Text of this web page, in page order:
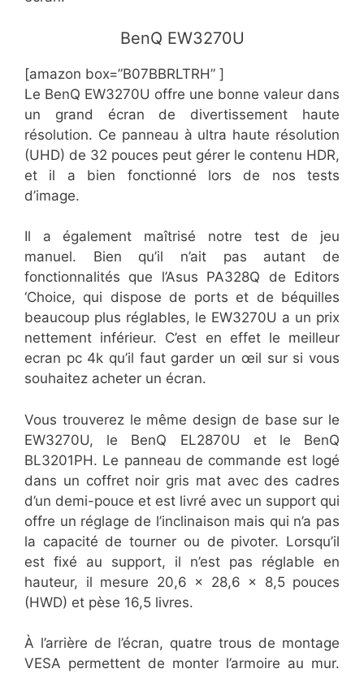
​BenQ EW3270U
[amazon box=”​​B07BBRLTRH” ]
Le BenQ EW3270U offre une bonne valeur dans
un grand écran de divertissement haute
résolution. Ce panneau à ultra haute résolution
(UHD) de 32 pouces peut gérer le contenu HDR,
et il a bien fonctionné lors de nos tests
d’image.
Il a également maîtrisé notre test de jeu
manuel. Bien qu’il n’ait pas autant de
fonctionnalités que l’Asus PA328Q de Editors
‘Choice, qui dispose de ports et de béquilles
beaucoup plus réglables, le EW3270U a un prix
nettement inférieur. C’est en effet le meilleur
ecran pc 4k qu’il faut garder un œil sur si vous
souhaitez acheter un écran.
Vous trouverez le même design de base sur le
EW3270U, le BenQ EL2870U et le BenQ
BL3201PH. Le panneau de commande est logé
dans un coffret noir gris mat avec des cadres
d’un demi-pouce et est livré avec un support qui
offre un réglage de l’inclinaison mais qui n’a pas
la capacité de tourner ou de pivoter. Lorsqu’il
est fixé au support, il n’est pas réglable en
hauteur, il mesure 20,6 x 28,6 x 8,5 pouces
(HWD) et pèse 16,5 livres.
À l’arrière de l’écran, quatre trous de montage
VESA permettent de monter l’armoire au mur.